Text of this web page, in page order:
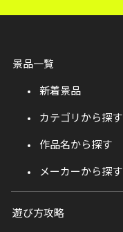
景品一覧
新着景品
カテゴリから探す
作品名から探す
メーカーから探す
遊び方攻略